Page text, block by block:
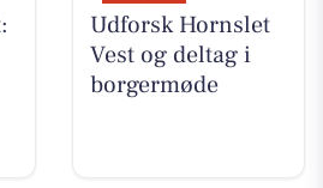
Udforsk Hornslet
Vest og deltag i
borgermøde